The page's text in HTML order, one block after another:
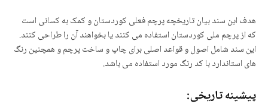
هدف این سند بیان تاریخچه پرچم فعلی کوردستان و کمک به کسانی است
که از پرچم ملی کوردستان استفاده می کنند یا بخواهند آن را طراحی کنند.
این سند شامل اصول و قواعد اصلی برای چاپ و ساخت پرچم و همچنین رنگ
های استاندارد با کد رنگ مورد استفاده می باشد.
پیشینه تاریخی: